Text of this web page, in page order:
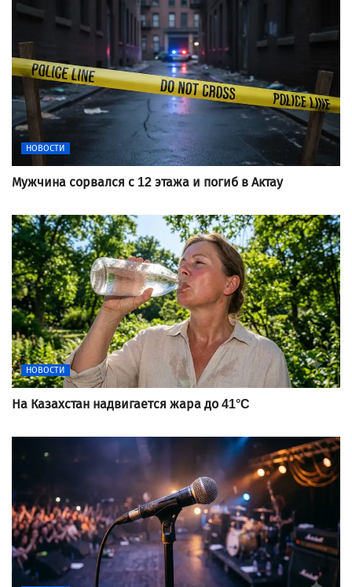
НОВОСТИ
Мужчина сорвался с 12 этажа и погиб в Актау
НОВОСТИ
На Казахстан надвигается жара до 41°C